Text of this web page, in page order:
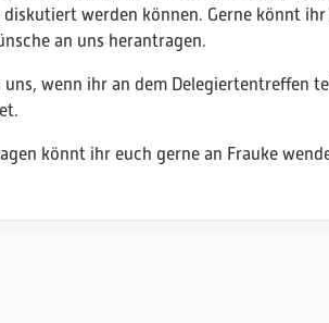
diskutiert werden können. Gerne könnt
an uns herantragen.
uns, wenn ihr an dem Delegiertentreffen
könnt ihr euch gerne an Frauke